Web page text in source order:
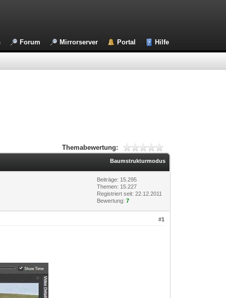
Forum Mirrorserver Portal Hilfe
Themabewertung:
Baumstrukturmodus
Beiträge: 15.295
Themen: 15.227
Registriert seit: 22.12.2011
Bewertung:7
#1